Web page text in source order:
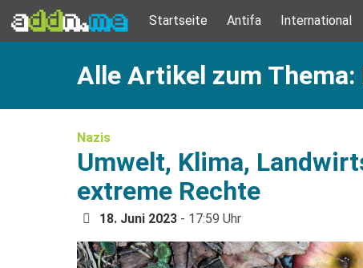
Startseite Antifa International
Alle Artikel zum Thema:
Nazis
Umwelt, Klima,
extreme Rechte
18. Juni 2023 - 17:59 Uhr